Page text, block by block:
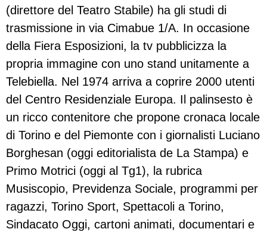
(direttore del Teatro Stabile) ha gli studi di
trasmissione in via Cimabue 1/A. In occasione
della Fiera Esposizioni, la tv pubblicizza la
propria immagine con uno stand unitamente a
Telebiella. Nel 1974 arriva a coprire 2000 utenti
del Centro Residenziale Europa. Il palinsesto è
un ricco contenitore che propone cronaca locale
di Torino e del Piemonte con i giornalisti Luciano
Borghesan (oggi editorialista de La Stampa) e
Primo Motrici (oggi al Tg1), la rubrica
Musiscopio, Previdenza Sociale, programmi per
ragazzi, Torino Sport, Spettacoli a Torino,
Sindacato Oggi, cartoni animati, documentari e